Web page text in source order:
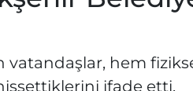
vatandaşlar, hem
ifade etti.